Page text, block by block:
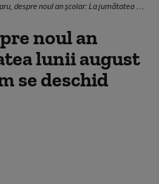
noul an școlar: La jumătatea lunii august vom ști exact cum se deschid școlile
noul an
lunii august
se deschid